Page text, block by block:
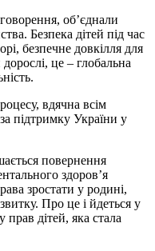
об’єднали
Безпека дітей під час
безпечне довкілля для
це – глобальна
вдячна всім
підтримку України у
повернення
здоров’я
зростати у родині,
Про це і йдеться у
прав дітей, яка стала